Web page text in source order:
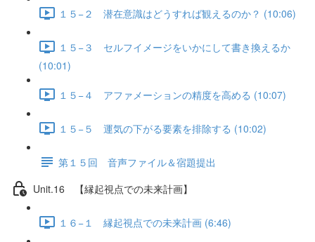
１５−２ 潜在意識はどうすれば観えるのか？ (10:06)
１５−３ セルフイメージをいかにして書き換えるか
(10:01)
１５−４ アファメーションの精度を高める (10:07)
１５−５ 運気の下がる要素を排除する (10:02)
第１５回 音声ファイル＆宿題提出
Unit.16 【縁起視点での未来計画】
１６−１ 縁起視点での未来計画 (6:46)